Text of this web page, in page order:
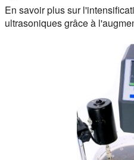
En savoir plus sur
ultrasoniques grâce à